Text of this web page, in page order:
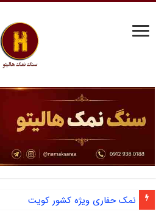
نمک حفاری ویژه کشور کویت